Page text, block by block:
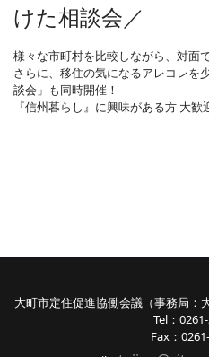
けた相談会／
様々な市町村を比較しながら、対面
さらに、移住の気になるアレコレを
談会」も同時開催！
『信州暮らし』に興味がある方 大
大町市定住促進協働会議（事務局：
Tel：
Fax：